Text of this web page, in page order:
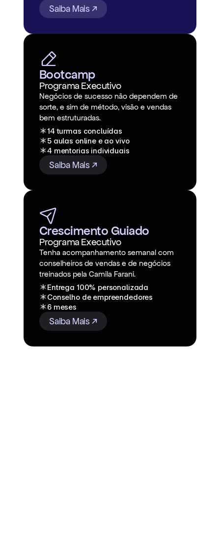
Saiba Mais ↗
Bootcamp
Programa Executivo
Negócios de sucesso não dependem de
sorte, e sim de método, visão e vendas
bem estruturadas.
14 turmas concluídas
5 aulas online e ao vivo
4 mentorias individuais
Saiba Mais ↗
Crescimento Guiado
Programa Executivo
Tenha acompanhamento semanal com
conselheiros de vendas e de negócios
treinados pela Camila Farani.
Entrega 100% personalizada
Conselho de empreendedores
6 meses
Saiba Mais ↗